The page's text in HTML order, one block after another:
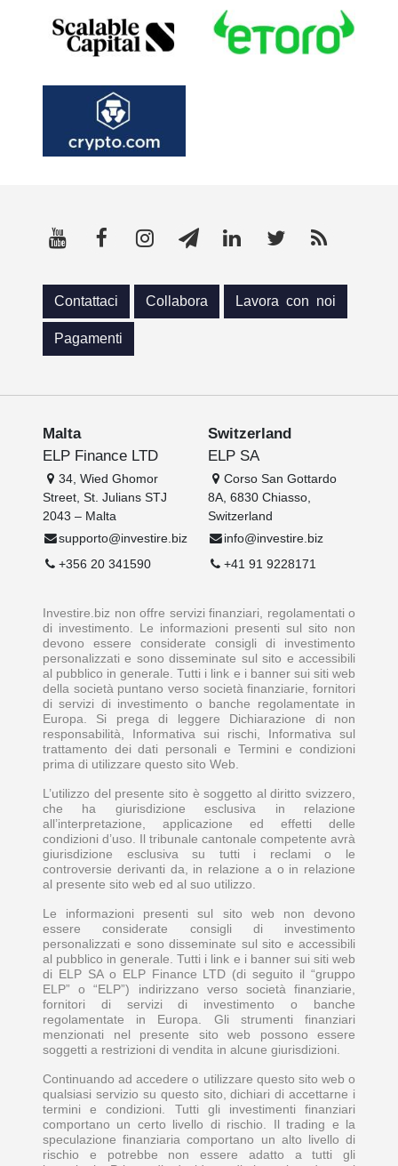
Contattaci Collabora Lavora con noi
Pagamenti
Malta
ELP Finance LTD
34, Wied Ghomor
Street, St. Julians STJ
2043 – Malta
supporto@investire.biz
+356 20 341590
Switzerland
ELP SA
Corso San Gottardo
8A, 6830 Chiasso,
Switzerland
info@investire.biz
+41 91 9228171
Investire.biz non offre servizi finanziari, regolamentati o
di investimento. Le informazioni presenti sul sito non
devono essere considerate consigli di investimento
personalizzati e sono disseminate sul sito e accessibili
al pubblico in generale. Tutti i link e i banner sui siti web
della società puntano verso società finanziarie, fornitori
di servizi di investimento o banche regolamentate in
Europa. Si prega di leggere Dichiarazione di non
responsabilità, Informativa sui rischi, Informativa sul
trattamento dei dati personali e Termini e condizioni
prima di utilizzare questo sito Web.
L’utilizzo del presente sito è soggetto al diritto svizzero,
che ha giurisdizione esclusiva in relazione
all’interpretazione, applicazione ed effetti delle
condizioni d’uso. Il tribunale cantonale competente avrà
giurisdizione esclusiva su tutti i reclami o le
controversie derivanti da, in relazione a o in relazione
al presente sito web ed al suo utilizzo.
Le informazioni presenti sul sito web non devono
essere considerate consigli di investimento
personalizzati e sono disseminate sul sito e accessibili
al pubblico in generale. Tutti i link e i banner sui siti web
di ELP SA o ELP Finance LTD (di seguito il “gruppo
ELP” o “ELP”) indirizzano verso società finanziarie,
fornitori di servizi di investimento o banche
regolamentate in Europa. Gli strumenti finanziari
menzionati nel presente sito web possono essere
soggetti a restrizioni di vendita in alcune giurisdizioni.
Continuando ad accedere o utilizzare questo sito web o
qualsiasi servizio su questo sito, dichiari di accettarne i
termini e condizioni. Tutti gli investimenti finanziari
comportano un certo livello di rischio. Il trading e la
speculazione finanziaria comportano un alto livello di
rischio e potrebbe non essere adatto a tutti gli